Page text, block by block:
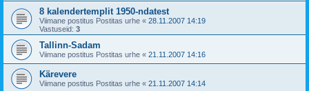
8 kalendertemplit 1950-ndatest
Viimane postitus Postitas urhe « 28.11.2007 14:19
Vastuseid: 3
Tallinn-Sadam
Viimane postitus Postitas urhe « 21.11.2007 14:16
Kärevere
Viimane postitus Postitas urhe « 21.11.2007 14:14